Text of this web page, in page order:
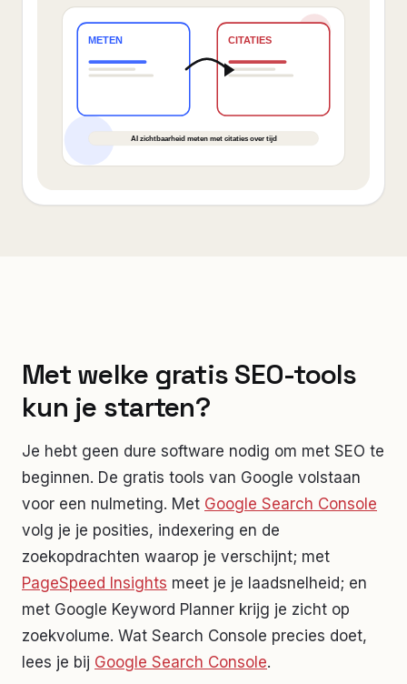
Met welke gratis SEO-tools
kun je starten?
Je hebt geen dure software nodig om met SEO te
beginnen. De gratis tools van Google volstaan
voor een nulmeting. Met Google Search Console
volg je je posities, indexering en de
zoekopdrachten waarop je verschijnt; met
PageSpeed Insights meet je je laadsnelheid; en
met Google Keyword Planner krijg je zicht op
zoekvolume. Wat Search Console precies doet,
lees je bij Google Search Console.